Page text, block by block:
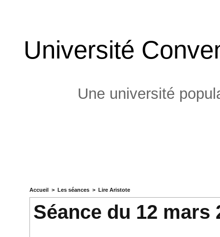
Université
Une université
Accueil > Les séances > Lire Aristote
Séance du 12 mars